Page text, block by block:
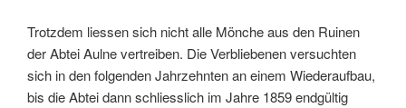
Trotzdem liessen sich nicht alle Mönche aus den Ruinen
der Abtei Aulne vertreiben. Die Verbliebenen versuchten
sich in den folgenden Jahrzehnten an einem Wiederaufbau,
bis die Abtei dann schliesslich im Jahre 1859 endgültig